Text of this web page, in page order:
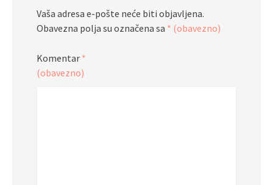
Vaša adresa e-pošte neće biti objavljena.
Obavezna polja su označena sa * (obavezno)
Komentar *
(obavezno)